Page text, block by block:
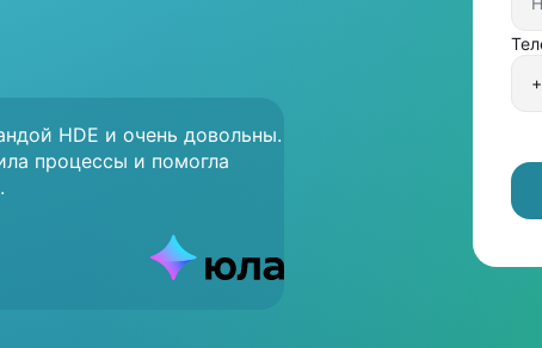
HDE и очень довольны.
процессы и помогла